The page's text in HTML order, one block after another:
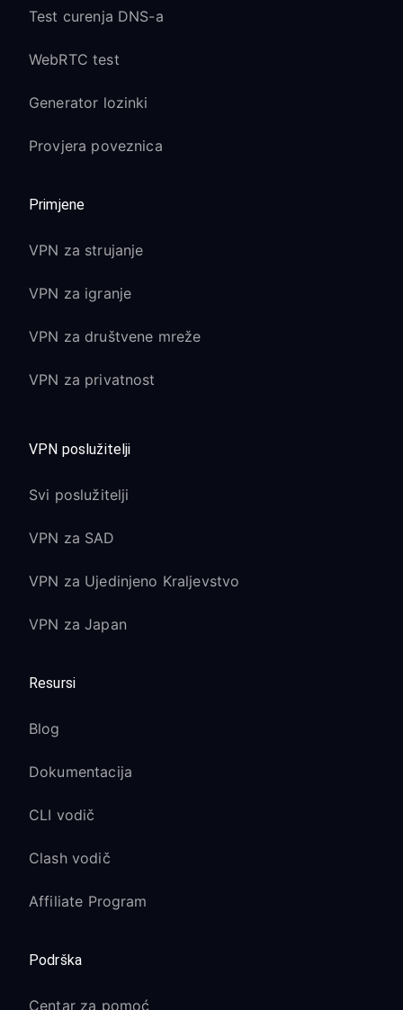
Test curenja DNS-a
WebRTC test
Generator lozinki
Provjera poveznica
Primjene
VPN za strujanje
VPN za igranje
VPN za društvene mreže
VPN za privatnost
VPN poslužitelji
Svi poslužitelji
VPN za SAD
VPN za Ujedinjeno Kraljevstvo
VPN za Japan
Resursi
Blog
Dokumentacija
CLI vodič
Clash vodič
Affiliate Program
Podrška
Centar za pomoć